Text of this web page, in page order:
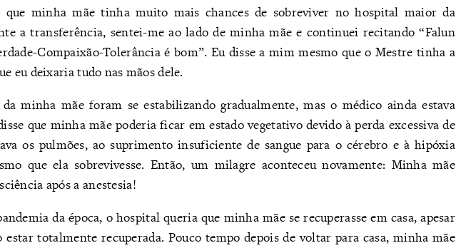
que minha mãe tinha muito mais chances de sobreviver no hospital maior da
a transferência, sentei-me ao lado de minha mãe e continuei recitando “Falun
Compaixão-Tolerância é bom”. Eu disse a mim mesmo que o Mestre tinha a
eu deixaria tudo nas mãos dele.
minha mãe foram se estabilizando gradualmente, mas o médico ainda estava
que minha mãe poderia ficar em estado vegetativo devido à perda excessiva de
os pulmões, ao suprimento insuficiente de sangue para o cérebro e à hipóxia
que ela sobrevivesse. Então, um milagre aconteceu novamente: Minha mãe
após a anestesia!
da época, o hospital queria que minha mãe se recuperasse em casa, apesar
estar totalmente recuperada. Pouco tempo depois de voltar para casa, minha mãe